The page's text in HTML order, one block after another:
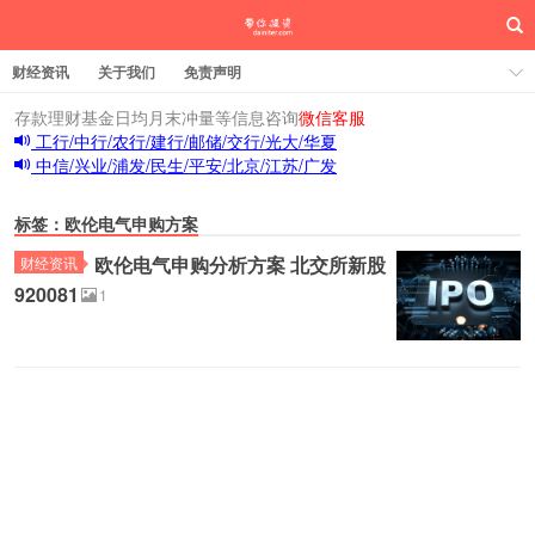
财经资讯 关于我们 免责声明
存款理财基金日均月末冲量等信息咨询微信客服
工行/中行/农行/建行/邮储/交行/光大/华夏
中信/兴业/浦发/民生/平安/北京/江苏/广发
标签：欧伦电气申购方案
财经资讯
欧伦电气申购分析方案 北交所新股
920081
1